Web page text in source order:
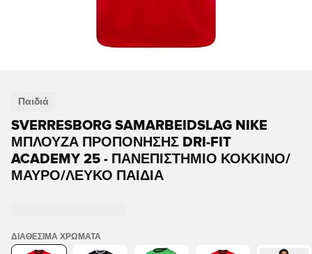
Παιδιά
SVERRESBORG SAMARBEIDSLAG NIKE
ΜΠΛΟΎΖΑ ΠΡΟΠΌΝΗΣΗΣ DRI-FIT
ACADEMY 25 - ΠΑΝΕΠΙΣΤΉΜΙΟ ΚΌΚΚΙΝΟ/
ΜΑΎΡΟ/ΛΕΥΚΌ ΠΑΙΔΙΆ
ΔΙΑΘΈΣΙΜΑ ΧΡΏΜΑΤΑ